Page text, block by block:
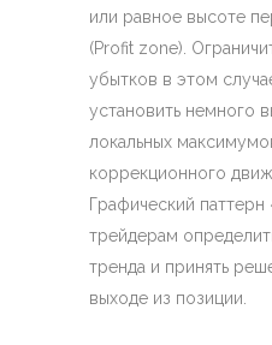
или равное высоте
(Profit zone).
убытков в этом
установить немного
локальных
коррекционного
Графический
трейдерам
тренда и принять
выходе из позиции.